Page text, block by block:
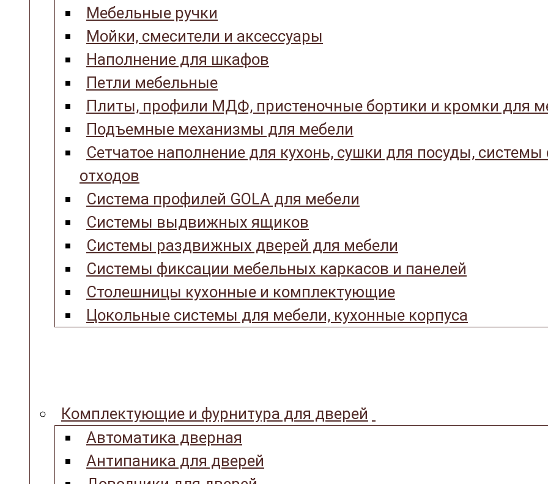
Мебельные ручки
Мойки, смесители и аксессуары
Наполнение для шкафов
Петли мебельные
Плиты, профили МДФ, пристеночные бортики и кромки для
Подъемные механизмы для мебели
Сетчатое наполнение для кухонь, сушки для посуды, системы
отходов
Система профилей GOLA для мебели
Системы выдвижных ящиков
Системы раздвижных дверей для мебели
Системы фиксации мебельных каркасов и панелей
Столешницы кухонные и комплектующие
Цокольные системы для мебели, кухонные корпуса
Комплектующие и фурнитура для дверей
Автоматика дверная
Антипаника для дверей